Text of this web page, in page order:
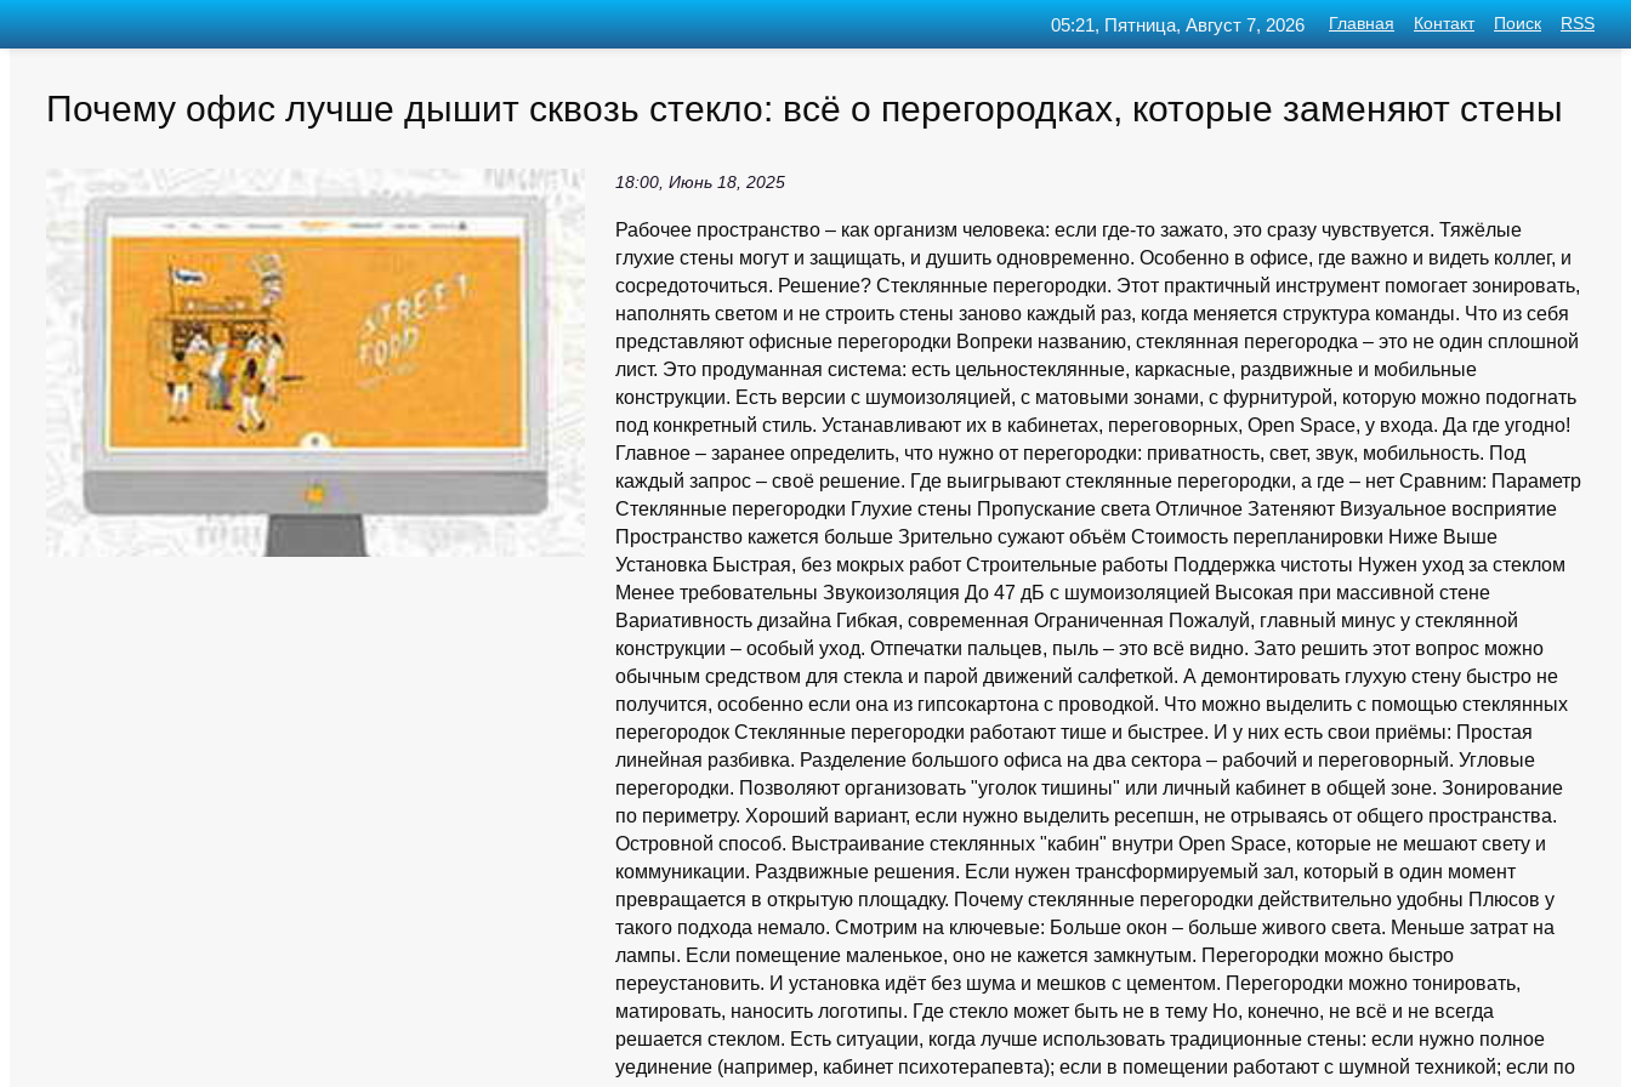
Почему офис лучше дышит сквозь стекло: всё о перегородках, которые заменяют стены
18:00, Июнь 18, 2025
Рабочее пространство – как организм человека: если где-то зажато, это сразу чувствуется. Тяжёлые
глухие стены могут и защищать, и душить одновременно. Особенно в офисе, где важно и видеть коллег, и
сосредоточиться. Решение? Стеклянные перегородки. Этот практичный инструмент помогает зонировать,
наполнять светом и не строить стены заново каждый раз, когда меняется структура команды. Что из себя
представляют офисные перегородки Вопреки названию, стеклянная перегородка – это не один сплошной
лист. Это продуманная система: есть цельностеклянные, каркасные, раздвижные и мобильные
конструкции. Есть версии с шумоизоляцией, с матовыми зонами, с фурнитурой, которую можно подогнать
под конкретный стиль. Устанавливают их в кабинетах, переговорных, Open Space, у входа. Да где угодно!
Главное – заранее определить, что нужно от перегородки: приватность, свет, звук, мобильность. Под
каждый запрос – своё решение. Где выигрывают стеклянные перегородки, а где – нет Сравним: Параметр
Стеклянные перегородки Глухие стены Пропускание света Отличное Затеняют Визуальное восприятие
Пространство кажется больше Зрительно сужают объём Стоимость перепланировки Ниже Выше
Установка Быстрая, без мокрых работ Строительные работы Поддержка чистоты Нужен уход за стеклом
Менее требовательны Звукоизоляция До 47 дБ с шумоизоляцией Высокая при массивной стене
Вариативность дизайна Гибкая, современная Ограниченная Пожалуй, главный минус у стеклянной
конструкции – особый уход. Отпечатки пальцев, пыль – это всё видно. Зато решить этот вопрос можно
обычным средством для стекла и парой движений салфеткой. А демонтировать глухую стену быстро не
получится, особенно если она из гипсокартона с проводкой. Что можно выделить с помощью стеклянных
перегородок Стеклянные перегородки работают тише и быстрее. И у них есть свои приёмы: Простая
линейная разбивка. Разделение большого офиса на два сектора – рабочий и переговорный. Угловые
перегородки. Позволяют организовать "уголок тишины" или личный кабинет в общей зоне. Зонирование
по периметру. Хороший вариант, если нужно выделить ресепшн, не отрываясь от общего пространства.
Островной способ. Выстраивание стеклянных "кабин" внутри Open Space, которые не мешают свету и
коммуникации. Раздвижные решения. Если нужен трансформируемый зал, который в один момент
превращается в открытую площадку. Почему стеклянные перегородки действительно удобны Плюсов у
такого подхода немало. Смотрим на ключевые: Больше окон – больше живого света. Меньше затрат на
лампы. Если помещение маленькое, оно не кажется замкнутым. Перегородки можно быстро
переустановить. И установка идёт без шума и мешков с цементом. Перегородки можно тонировать,
матировать, наносить логотипы. Где стекло может быть не в тему Но, конечно, не всё и не всегда
решается стеклом. Есть ситуации, когда лучше использовать традиционные стены: если нужно полное
уединение (например, кабинет психотерапевта); если в помещении работают с шумной техникой; если по
05:21, Пятница, Август 7, 2026 Главная Контакт Поиск RSS